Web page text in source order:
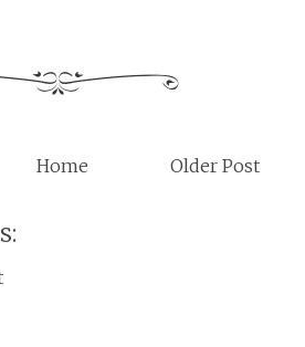
Older Post
Home